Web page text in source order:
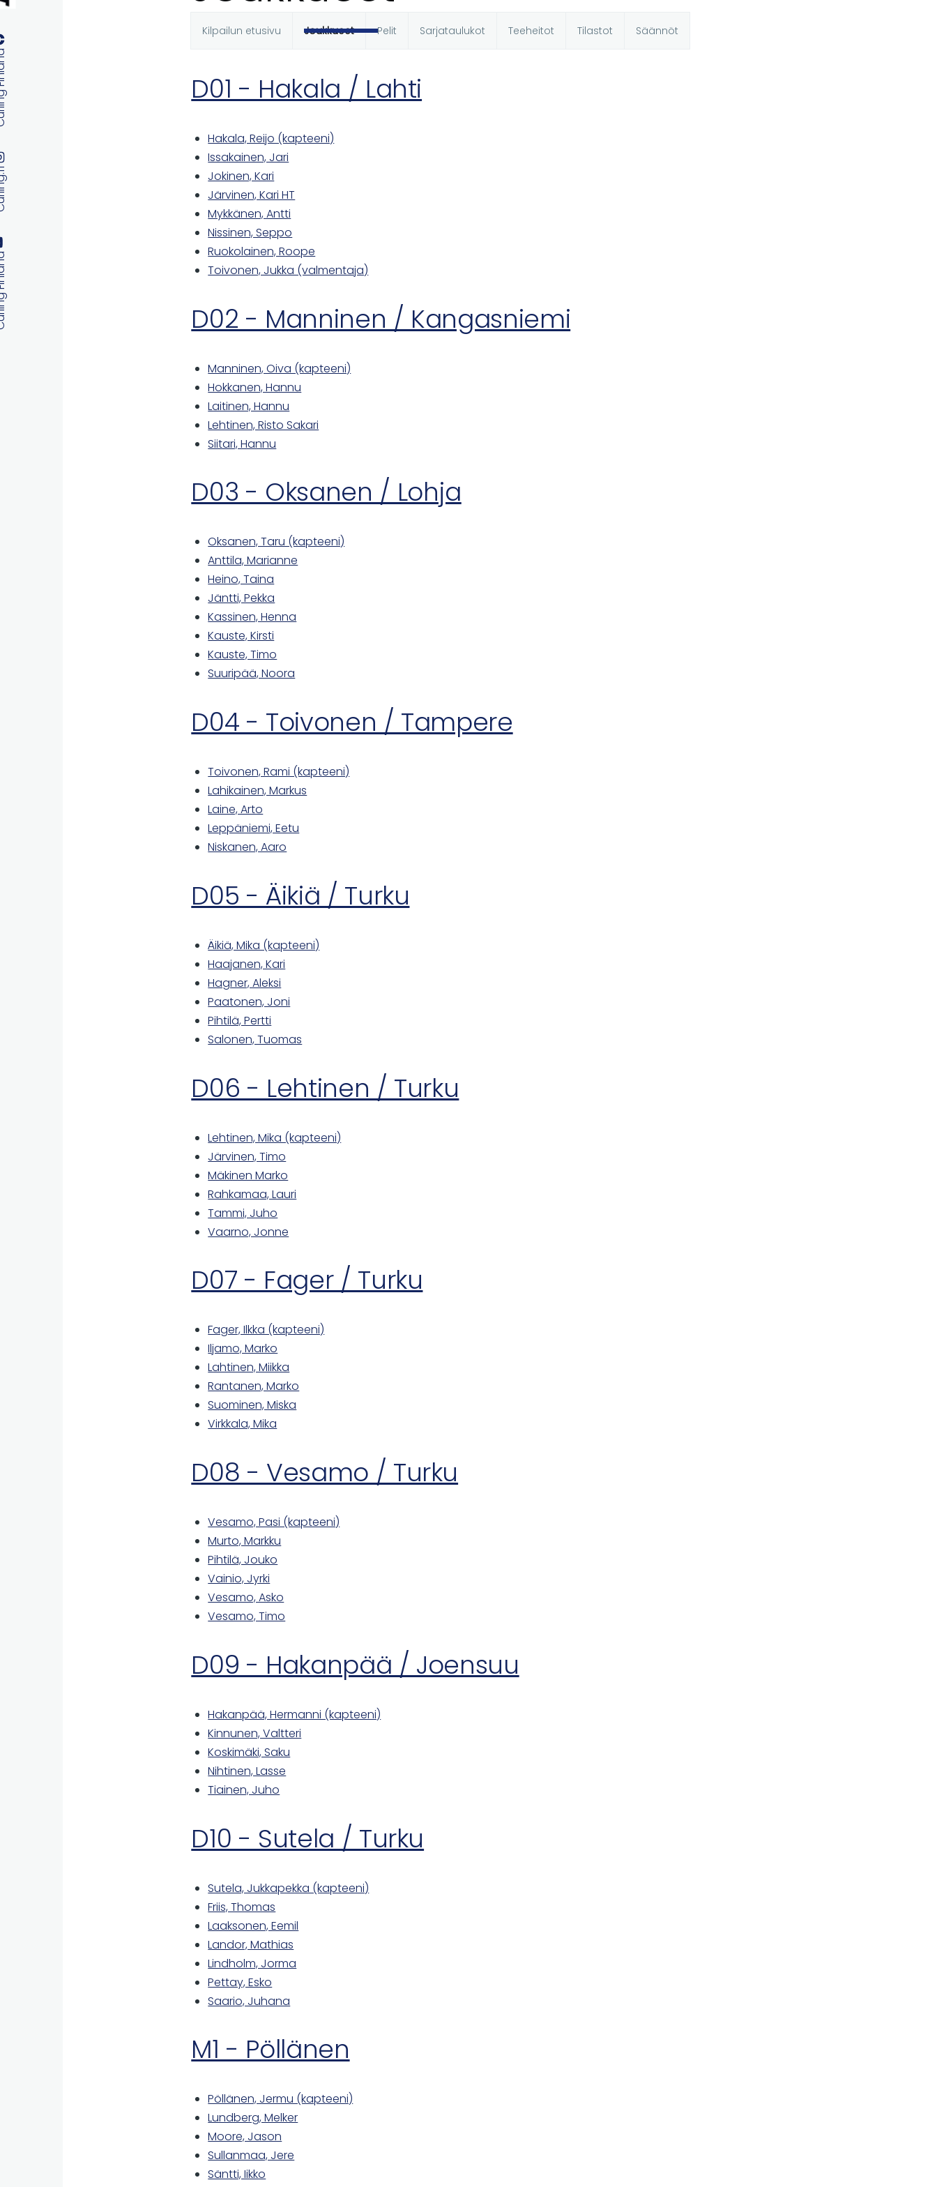
välilehdet
Kilpailun etusivu Joukkueet Pelit Sarjataulukot Teeheitot Tilastot Säännöt
D01 - Hakala / Lahti
Hakala, Reijo (kapteeni)
Issakainen, Jari
Jokinen, Kari
Järvinen, Kari HT
Mykkänen, Antti
Nissinen, Seppo
Ruokolainen, Roope
Toivonen, Jukka (valmentaja)
D02 - Manninen / Kangasniemi
Manninen, Oiva (kapteeni)
Hokkanen, Hannu
Laitinen, Hannu
Lehtinen, Risto Sakari
Siitari, Hannu
D03 - Oksanen / Lohja
Oksanen, Taru (kapteeni)
Anttila, Marianne
Heino, Taina
Jäntti, Pekka
Kassinen, Henna
Kauste, Kirsti
Kauste, Timo
Suuripää, Noora
D04 - Toivonen / Tampere
Toivonen, Rami (kapteeni)
Lahikainen, Markus
Laine, Arto
Leppäniemi, Eetu
Niskanen, Aaro
D05 - Äikiä / Turku
Äikiä, Mika (kapteeni)
Haajanen, Kari
Hagner, Aleksi
Paatonen, Joni
Pihtilä, Pertti
Salonen, Tuomas
D06 - Lehtinen / Turku
Lehtinen, Mika (kapteeni)
Järvinen, Timo
Mäkinen Marko
Rahkamaa, Lauri
Tammi, Juho
Vaarno, Jonne
D07 - Fager / Turku
Fager, Ilkka (kapteeni)
Iljamo, Marko
Lahtinen, Miikka
Rantanen, Marko
Suominen, Miska
Virkkala, Mika
D08 - Vesamo / Turku
Vesamo, Pasi (kapteeni)
Murto, Markku
Pihtilä, Jouko
Vainio, Jyrki
Vesamo, Asko
Vesamo, Timo
D09 - Hakanpää / Joensuu
Hakanpää, Hermanni (kapteeni)
Kinnunen, Valtteri
Koskimäki, Saku
Nihtinen, Lasse
Tiainen, Juho
D10 - Sutela / Turku
Sutela, Jukkapekka (kapteeni)
Friis, Thomas
Laaksonen, Eemil
Landor, Mathias
Lindholm, Jorma
Pettay, Esko
Saario, Juhana
M1 - Pöllänen
Pöllänen, Jermu (kapteeni)
Lundberg, Melker
Moore, Jason
Sullanmaa, Jere
Säntti, Iikko